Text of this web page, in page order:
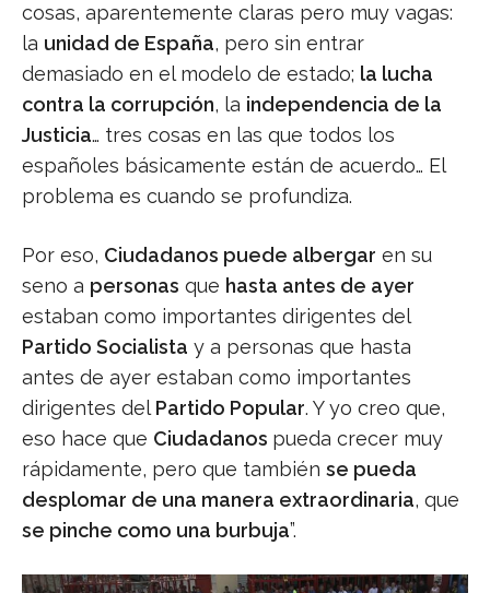
cosas, aparentemente claras pero muy vagas:
la unidad de España, pero sin entrar
demasiado en el modelo de estado; la lucha
contra la corrupción, la independencia de la
Justicia… tres cosas en las que todos los
españoles básicamente están de acuerdo… El
problema es cuando se profundiza.
Por eso, Ciudadanos puede albergar en su
seno a personas que hasta antes de ayer
estaban como importantes dirigentes del
Partido Socialista y a personas que hasta
antes de ayer estaban como importantes
dirigentes del Partido Popular. Y yo creo que,
eso hace que Ciudadanos pueda crecer muy
rápidamente, pero que también se pueda
desplomar de una manera extraordinaria, que
se pinche como una burbuja”.